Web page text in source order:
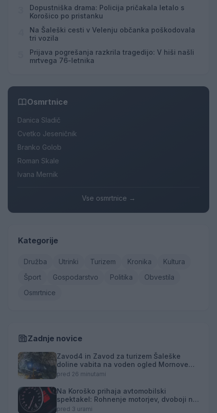
Dopustniška drama: Policija pričakala letalo s
Korošico po pristanku
Na Šaleški cesti v Velenju občanka poškodovala
tri vozila
Prijava pogrešanja razkrila tragedijo: V hiši našli
mrtvega 76-letnika
Osmrtnice
Danica Sladič
Cvetko Jeseničnik
Branko Golob
Roman Skale
Ivana Mernik
Vse osmrtnice →
Kategorije
Družba Utrinki Turizem Kronika
Kultura
Šport
Gospodarstvo Politika
Obvestila
Osmrtnice
Zadnje novice
Zavod4 in Zavod za turizem Šaleške
doline vabita na voden ogled Mornove
zijalke
pred 26 minutami
Na Koroško prihaja avtomobilski
spektakel: Rohnenje motorjev, dvoboji na
progah in atraktivni Car Meet
pred 3 urami